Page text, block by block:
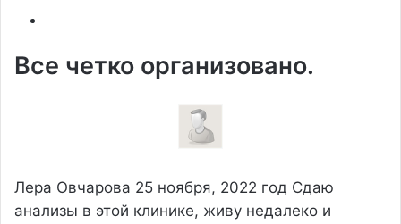
Все четко организовано.
Лера Овчарова 25 ноября, 2022 год Сдаю
анализы в этой клинике, живу недалеко и